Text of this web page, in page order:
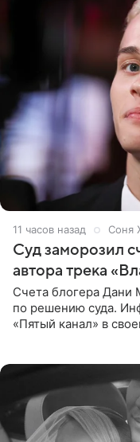
11 часов назад Соня
Суд заморозил
автора трека
Счета блогера Дани
по решению суда.
«Пятый канал» в